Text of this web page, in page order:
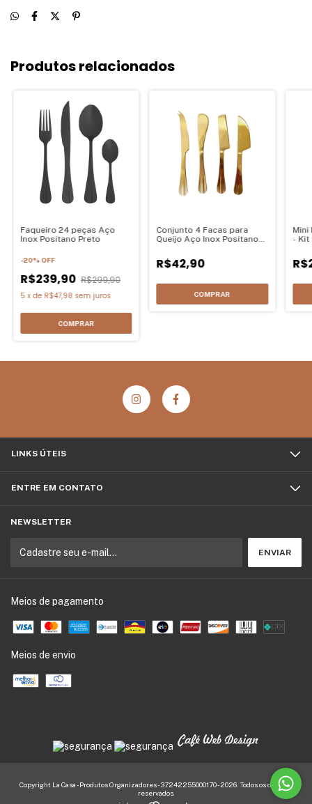
Produtos relacionados
Faqueiro 24 peças Aço
Inox Positano Preto
-20%OFF
R$239,90 R$299,90
5 xde R$47,98 sem juros
Conjunto 4 Facas para
Queijo Aço Inox Positano
R$42,90
Mini
- Kit
LINKS ÚTEIS
ENTRE EM CONTATO
NEWSLETTER
Meios de pagamento
Meios de envio
Copyright La Casa - Produtos Organizadores - 37242255000170 - 2026. Todos os direitos
reservados.